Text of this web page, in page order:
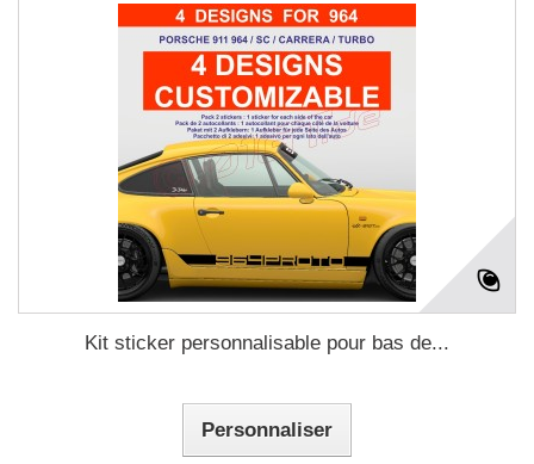
Kit sticker personnalisable pour bas de...
Personnaliser